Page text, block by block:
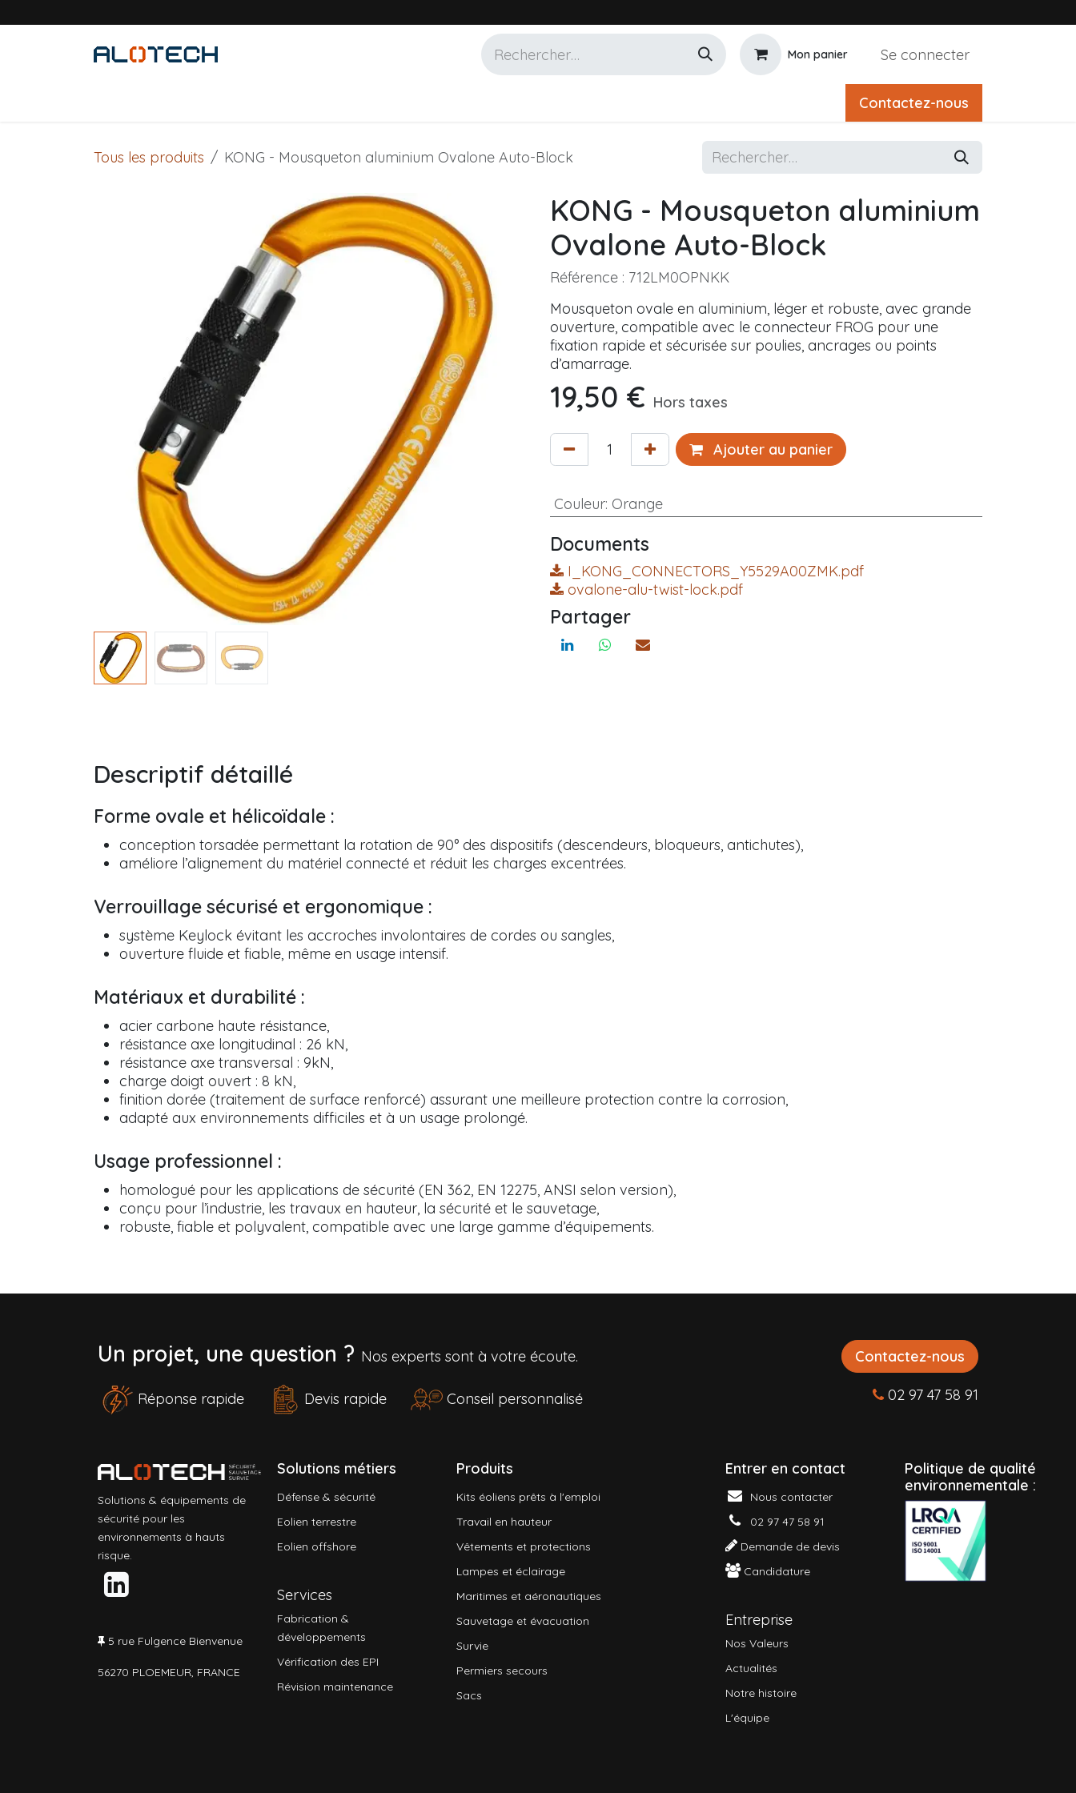
Mon panier Se connecter
Contactez-nous
Tous les produits KONG - Mousqueton aluminium Ovalone Auto-Block
KONG - Mousqueton aluminium
Ovalone Auto-Block
Référence : 712LM0OPNKK
Mousqueton ovale en aluminium, léger et robuste, avec grande
ouverture, compatible avec le connecteur FROG pour une
fixation rapide et sécurisée sur poulies, ancrages ou points
d’amarrage.
19,50 € Hors taxes
Ajouter au panier
Couleur: Orange
Documents
I_KONG_CONNECTORS_Y5529A00ZMK.pdf
ovalone-alu-twist-lock.pdf
Partager
Descriptif détaillé
Forme ovale et hélicoïdale :
conception torsadée permettant la rotation de 90° des dispositifs (descendeurs, bloqueurs, antichutes),
améliore l’alignement du matériel connecté et réduit les charges excentrées.
Verrouillage sécurisé et ergonomique :
système Keylock évitant les accroches involontaires de cordes ou sangles,
ouverture fluide et fiable, même en usage intensif.
Matériaux et durabilité :
acier carbone haute résistance,
résistance axe longitudinal : 26 kN,
résistance axe transversal : 9kN,
charge doigt ouvert : 8 kN,
finition dorée (traitement de surface renforcé) assurant une meilleure protection contre la corrosion,
adapté aux environnements difficiles et à un usage prolongé.
Usage professionnel :
homologué pour les applications de sécurité (EN 362, EN 12275, ANSI selon version),
conçu pour l’industrie, les travaux en hauteur, la sécurité et le sauvetage,
robuste, fiable et polyvalent, compatible avec une large gamme d’équipements.
Un projet, une question ? Nos experts sont à votre écoute.
Réponse rapide Devis rapide Conseil personnalisé
Contactez-nous
02 97 47 58 91
Solutions & équipements de
sécurité pour les
environnements à hauts
risque.
5 rue Fulgence Bienvenue
56270 PLOEMEUR, FRANCE
Solutions métiers
Défense & sécurité
Eolien terrestre
Eolien offshore
Services
Fabrication &
développements
Vérification des EPI
Révision maintenance
Produits
Kits éoliens prêts à l'emploi
Travail en hauteur
Vêtements et protections
Lampes et éclairage
Maritimes et aéronautiques
Sauvetage et évacuation
Survie
Permiers secours
Sacs
Entrer en contact
Nous contacter
02 97 47 58 91
Demande de devis
Candidature
Entreprise
Nos Valeurs
Actualités
Notre histoire
L'équipe
Politique de qualité
environnementale :